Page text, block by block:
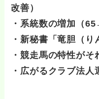
改善）
・系統数の増加（
・新秘書「竜胆（
・競走馬の特性がそ
・広がるクラブ法人